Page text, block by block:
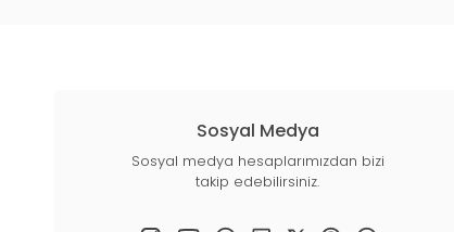
Ayrıca tuvalet
Doğru ürünü
Sosyal Medya
Sosyal medya hesaplarımızdan bizi
takip edebilirsiniz.